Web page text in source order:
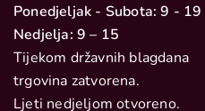
Ponedjeljak - Subota: 9 - 19
Nedjelja: 9 – 15
Tijekom državnih blagdana
trgovina zatvorena.
Ljeti nedjeljom otvoreno.